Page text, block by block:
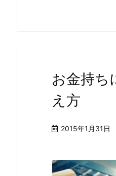
お金持ち
え方
2015年1月31日